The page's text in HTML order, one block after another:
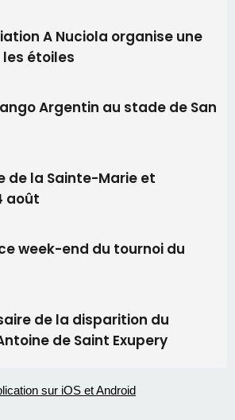
de la Sainte-Marie et
août
week-end du tournoi du
de la disparition du
de Saint Exupery
la nouvelle Miss Corse 2026
: la Corse aux premières loges
ne reviendra pas avant 2081
Mosimann